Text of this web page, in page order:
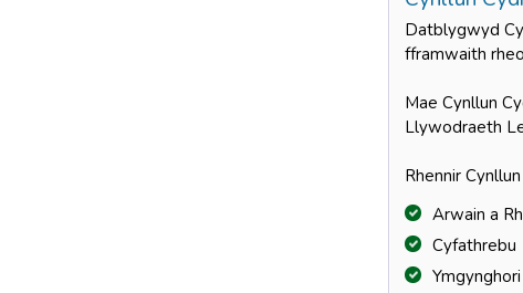
Datblygwyd
fframwaith
Mae Cynllun
Llywodraeth
Rhennir
Arwain a
Cyfathrebu